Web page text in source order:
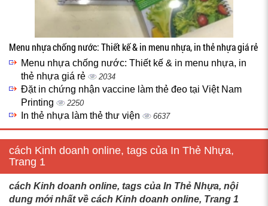
Menu nhựa chống nước: Thiết kế & in menu nhựa, in thẻ nhựa giá rẻ
Menu nhựa chống nước: Thiết kế & in menu nhựa, in
thẻ nhựa giá rẻ
2034
Đặt in chứng nhận vaccine làm thẻ đeo tại Việt Nam
Printing
2250
In thẻ nhựa làm thẻ thư viện 6637
cách Kinh doanh online, tags của In Thẻ Nhựa,
Trang 1
cách Kinh doanh online, tags của In Thẻ Nhựa, nội
dung mới nhất về cách Kinh doanh online, Trang 1